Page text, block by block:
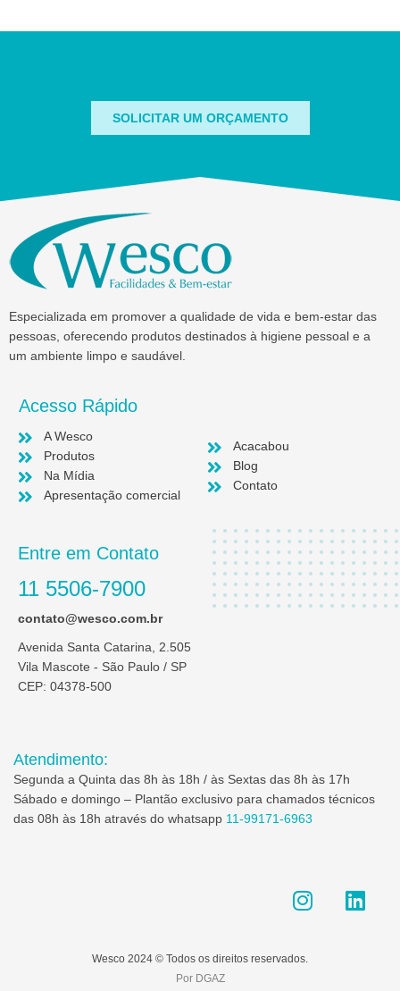
SOLICITAR UM ORÇAMENTO
Especializada em promover a qualidade de vida e bem-estar das
pessoas, oferecendo produtos destinados à higiene pessoal e a
um ambiente limpo e saudável.
Acesso Rápido
A Wesco
Produtos
Na Mídia
Apresentação comercial
Acacabou
Blog
Contato
Entre em Contato
11 5506-7900
contato@wesco.com.br
Avenida Santa Catarina, 2.505
Vila Mascote - São Paulo / SP
CEP: 04378-500
Atendimento:
Segunda a Quinta das 8h às 18h / às Sextas das 8h às 17h
Sábado e domingo – Plantão exclusivo para chamados técnicos
das 08h às 18h através do whatsapp 11-99171-6963
n
a
i
Wesco 2024 © Todos os direitos reservados.
Por DGAZ